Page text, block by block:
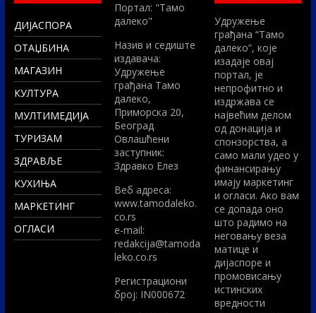
ДИЈАСПОРА
ОТАЏБИНА
МАГАЗИН
КУЛТУРА
МУЛТИМЕДИЈА
ТУРИЗАМ
ЗДРАВЉЕ
КУХИЊА
МАРКЕТИНГ
ОГЛАСИ
Портал: "Тамо
далеко"
Назив и седиште
издавача:
Удружење
грађана Тамо
далеко,
Приморска 20,
Београд
Овлашћени
заступник:
Здравко Елез
Вeб адреса:
www.tamodaleko.
co.rs
e-mail:
redakcija@tamoda
leko.co.rs
Регистрациони
број: IN000672
Удружење
грађана “Тамо
далеко”, које
изадаје овај
портал, је
непрофитно и
издржава се
највећим делом
од донација и
спонзорства, а
само мали удео у
финансирању
имају маркетинг
и огласи. Ако вам
се допада оно
што радимо на
неговању веза
матице и
дијаспоре и
промовисању
истинских
вредности